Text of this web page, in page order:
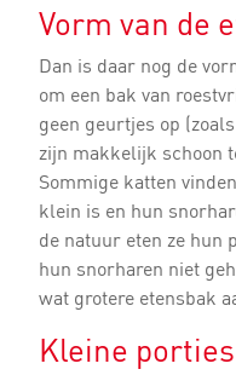
Vorm van de
Dan is daar nog de
om een bak van
geen geurtjes op
zijn makkelijk schoon
Sommige katten
klein is en hun
de natuur eten ze hun
hun snorharen niet
wat grotere etensbak
Kleine porties